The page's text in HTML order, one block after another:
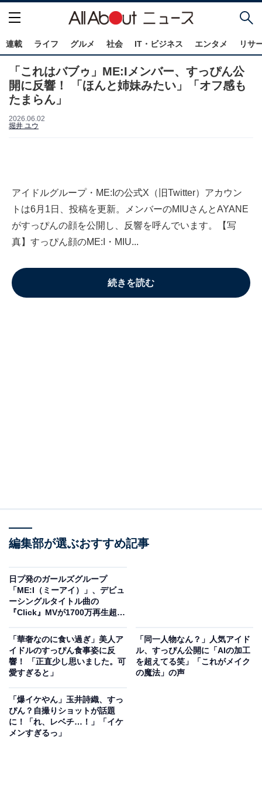
連載 ライフ グルメ 社会 IT・ビジネス エンタメ リサ
「これはバブゥ」ME:Iメンバー、すっぴん公
開に反響！ 「ほんと姉妹みたい」「オフ感も
たまらん」
2026.06.02
堀井 ユウ
アイドルグループ・ME:Iの公式X（旧Twitter）アカウン
トは6月1日、投稿を更新。メンバーのMIUさんとAYANE
がすっぴんの顔を公開し、反響を呼んでいます。【写
真】すっぴん顔のME:I・MIU...
続きを読む
編集部が選ぶおすすめ記事
日プ発のガールズグループ
「ME:I（ミーアイ）」、デビュ
ーシングルタイトル曲の
『Click』MVが1700万再生超と
「華奢なのに食い過ぎ」美人ア
イドルのすっぴん食事姿に反
響！ 「正直少し思いました。可
愛すぎると」
「同一人物なん？」人気アイド
ル、すっぴん公開に「AIの加工
を超えてる笑」「これがメイク
の魔法」の声
「爆イケやん」玉井詩織、すっ
ぴん？自撮りショットが話題
に！「れ、レベチ…！」「イケ
メンすぎるっ」